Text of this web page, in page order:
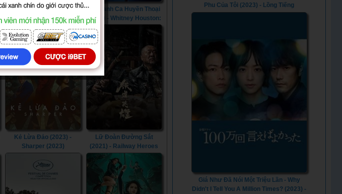
Quên Một Cuộc Tình
(2022) - An Affair to Forget
(2022)
Nữ Danh Ca Huyền Thoại
(2022) - Whitney Houston:
Kẻ Lừa Đảo (2023) -
Sharper (2023)
Lữ Đoàn Đường Sắt
(2021) - Railway Heroes
(2021)
Phu Của Tôi (2023) - Lồng Tiếng
Giá Như Đã Nói Một Triệu Lần - Why
Didn't I Tell You A Million Times? (2023) -